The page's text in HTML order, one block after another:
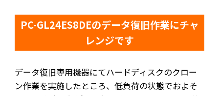
PC-GL24ES8DEのデータ復旧作業にチャ
レンジです
データ復旧専用機器にてハードディスクのクロー
ン作業を実施したところ、低負荷の状態でおよそ